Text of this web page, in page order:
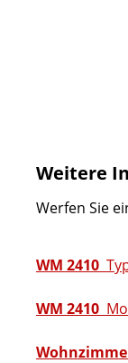
Weitere
Werfen Sie
WM 2410
WM 2410